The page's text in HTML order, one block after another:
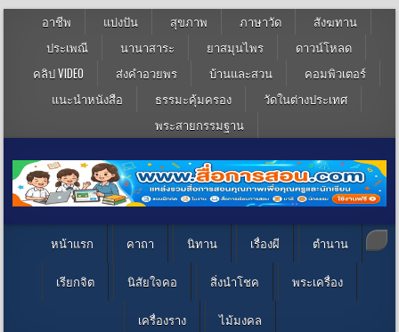
อาชีพ แบ่งปัน สุขภาพ ภาษาวัด
สังฆทาน
ประเพณี
นานาสาระ ยาสมุนไพร
ดาวน์โหลด
คลิป VIDEO
ส่งคำอวยพร บ้านและสวน
คอมพิวเตอร์
แนะนำหนังสือ
ธรรมะคุ้มครอง
วัดในต่างประเทศ
พระสายกรรมฐาน
หน้าแรก คาถา นิทาน เรื่องผี ตำนาน
เรียกจิต นิสัยใจคอ สิ่งนำโชค พระเครื่อง
เครื่องราง ไม้มงคล